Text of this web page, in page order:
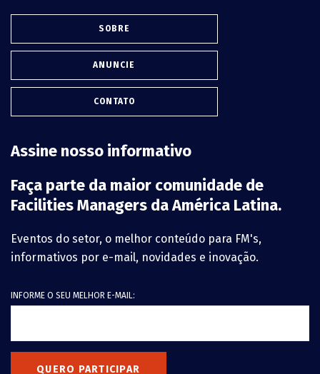
SOBRE
ANUNCIE
CONTATO
Assine nosso informativo
Faça parte da maior comunidade de
Facilities Managers da América Latina.
Eventos do setor, o melhor conteúdo para FM's,
informativos por e-mail, novidades e inovação.
INFORME O SEU MELHOR E-MAIL:
QUERO PARTICIPAR